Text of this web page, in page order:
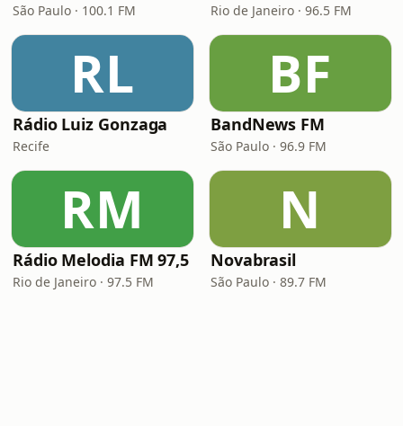
São Paulo · 100.1 FM Rio de Janeiro · 96.5 FM
RL
Rádio Luiz Gonzaga
Recife
BF
BandNews FM
São Paulo · 96.9 FM
RM
Rádio Melodia FM 97,5
Rio de Janeiro · 97.5 FM
N
Novabrasil
São Paulo · 89.7 FM